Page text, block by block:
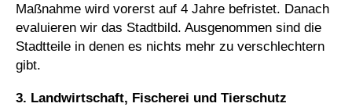
Maßnahme wird vorerst auf 4 Jahre befristet. Danach
evaluieren wir das Stadtbild. Ausgenommen sind die
Stadtteile in denen es nichts mehr zu verschlechtern
gibt.
3. Landwirtschaft, Fischerei und Tierschutz